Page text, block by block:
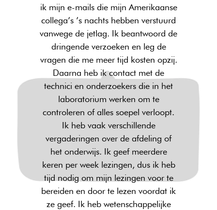
ik mijn e-mails die mijn Amerikaanse
collega’s ’s nachts hebben verstuurd
vanwege de jetlag. Ik beantwoord de
dringende verzoeken en leg de
vragen die me meer tijd kosten opzij.
Daarna heb ik contact met de
technici en onderzoekers die in het
laboratorium werken om te
controleren of alles soepel verloopt.
Ik heb vaak verschillende
vergaderingen over de afdeling of
het onderwijs. Ik geef meerdere
keren per week lezingen, dus ik heb
tijd nodig om mijn lezingen voor te
bereiden en door te lezen voordat ik
ze geef. Ik heb wetenschappelijke